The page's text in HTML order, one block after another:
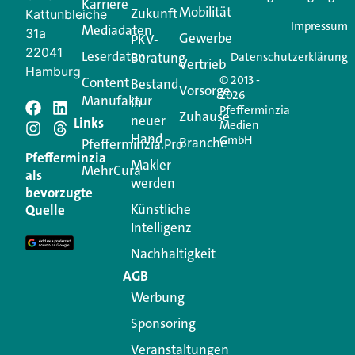
Jetzt anmelden
Schreiben Sie einen
Kommentar
Ihre E-Mail-Adresse wird nicht veröffentlicht.
Erforderliche Felder sind mit
Kommentar
Kattunbleiche
31a
22041
Hamburg
Pfefferminzia
als
bevorzugte
Quelle
Karriere
Mediadaten
Leserdaten
Content
Manufaktur
Links
Pfefferminzia.Pro
MehrCura
Zukunft
PKV-
Beratung
Bestand
in
neuer
Hand
Makler
werden
Künstliche
Intelligenz
Nachhaltigkeit
AGB
Werbung
Sponsoring
Veranstaltungen
Mobilität
Gewerbe
Vertrieb
Vorsorge
Zuhause
Branche
© 2013 -
2026
Pfefferminzia
Medien
GmbH
Impressum
Datenschutzerklärung